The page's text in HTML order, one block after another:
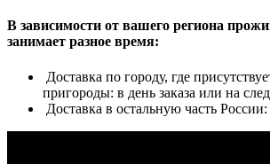
В зависимости от вашего региона
занимает разное время:
Доставка по городу, где
пригороды: в день заказа или на
Доставка в остальную часть